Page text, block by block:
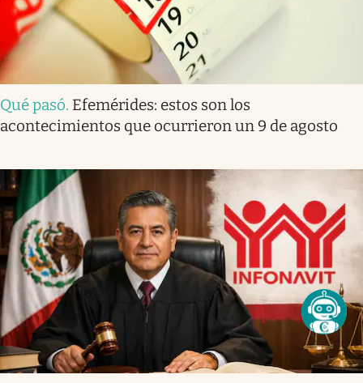
Qué pasó. Efemérides: estos son los
acontecimientos que ocurrieron un 9 de agosto